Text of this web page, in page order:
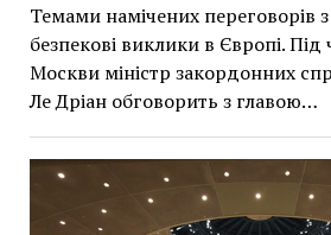
Темами намічених переговорів
безпекові виклики в Європі. Під
Москви міністр закордонних
Ле Дріан обговорить з главою…